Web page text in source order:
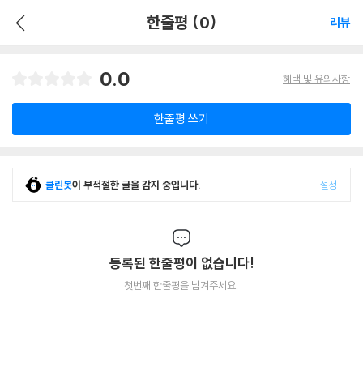
한줄평 (0) 리뷰
0.0 혜택 및 유의사항
한줄평 쓰기
클린봇이 부적절한 글을 감지 중입니다. 설정
등록된 한줄평이 없습니다!
첫번째 한줄평을 남겨주세요.